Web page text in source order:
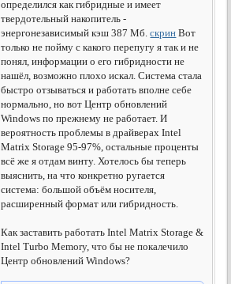
определился как гибридные и имеет
твердотельный накопитель -
энергонезависимый кэш 387 Мб.скрин Вот
только не пойму с какого перепугу я так и не
понял, информации о его гибридности не
нашёл, возможно плохо искал. Система стала
быстро отзываться и работать вполне себе
нормально, но вот Центр обновлений
Windows по прежнему не работает. И
вероятность проблемы в драйверах Intel
Matrix Storage 95-97%, остальные проценты
всё же я отдам винту. Хотелось бы теперь
выяснить, на что конкретно ругается
система: большой объём носителя,
расширенный формат или гибридность.
Как заставить работать Intel Matrix Storage &
Intel Turbo Memory, что бы не покалечило
Центр обновлений Windows?